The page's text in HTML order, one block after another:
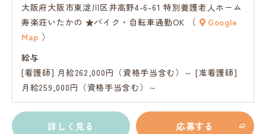
大阪府大阪市東淀川区井高野4-6-61 特別養護老人ホーム
寿楽荘いたかの ★バイク・自転車通勤OK （
Google
Map ）
給与
[看護師] 月給262,000円（資格手当含む）～ [准看護師]
月給259,000円（資格手当含む）～
詳しく見る 応募する